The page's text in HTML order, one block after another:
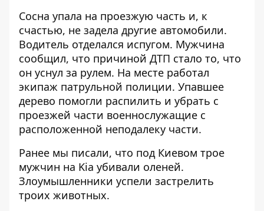
Сосна упала на проезжую часть и, к
счастью, не задела другие автомобили.
Водитель отделался испугом. Мужчина
сообщил, что причиной ДТП стало то, что
он уснул за рулем. На месте работал
экипаж патрульной полиции. Упавшее
дерево помогли распилить и убрать с
проезжей части военнослужащие с
расположенной неподалеку части.
Ранее мы писали, что под Киевом трое
мужчин на Kia убивали оленей.
Злоумышленники успели застрелить
троих животных.